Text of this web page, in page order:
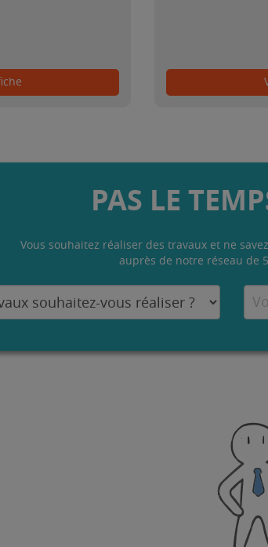
PAS LE
Vous souhaitez réaliser des travaux et ne
auprès de notre réseau de